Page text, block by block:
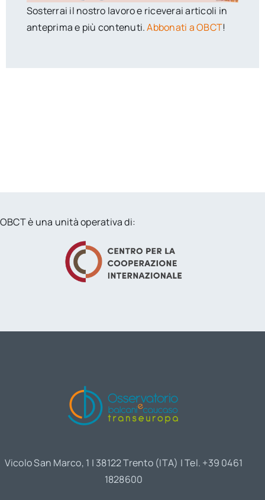
Sosterrai il nostro lavoro e riceverai articoli in
anteprima e più contenuti.Abbonati a OBCT!
OBCT è una unità operativa di:
Vicolo San Marco, 1 | 38122 Trento (ITA) | Tel. +39 0461
1828600